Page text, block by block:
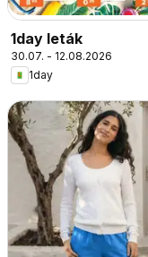
1day leták
30.07. - 12.08.2026
1day